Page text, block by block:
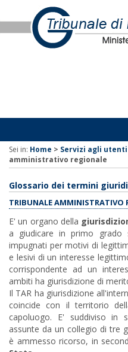
Sei in: Home > Servizi agli utenti
amministrativo regionale
Glossario dei termini
TRIBUNALE AMMINISTRATIVO
E' un organo della
a giudicare in primo grado
impugnati per motivi di
e lesivi di un interesse
corrispondente ad un
ambiti ha giurisdizione di
Il TAR ha giurisdizione
coincide con il territorio
capoluogo. E' suddiviso in
assunte da un collegio di tre
è ammesso ricorso, in